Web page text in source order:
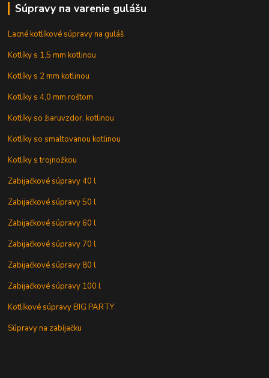
Súpravy na varenie gulášu
Lacné kotlíkové súpravy na guláš
Kotlíky s 1,5 mm kotlinou
Kotlíky s 2 mm kotlinou
Kotlíky s 4,0 mm roštom
Kotlíky so žiaruvzdor. kotlinou
Kotlíky so smaltovanou kotlinou
Kotlíky s trojnožkou
Zabijačkové súpravy 40 l
Zabijačkové súpravy 50 l
Zabijačkové súpravy 60 l
Zabijačkové súpravy 70 l
Zabijačkové súpravy 80 l
Zabijačkové súpravy 100 l
Kotlíkové súpravy BIG PARTY
Súpravy na zabíjačku